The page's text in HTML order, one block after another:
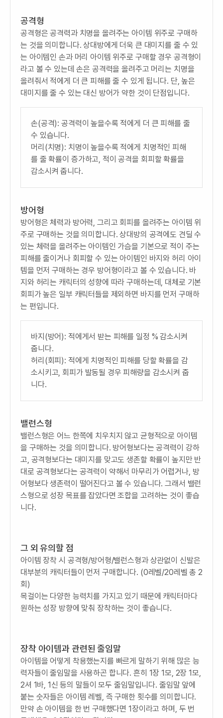
공격형
공격형은 공격력과 치명을 올려주는 아이템 위주로 구매하
는 것을 의미합니다. 상대방에게 더욱 큰 대미지를 줄 수 있
는 아이템인 손과 머리 아이템 위주로 구매할 경우 공격형이
라고 볼 수 있는데 손은 공격력을 올려주고 머리는 치명을
올려줘서 적에게 더 큰 피해를 줄 수 있게 됩니다. 단, 높은
대미지를 줄 수 있는 대신 방어가 약한 것이 단점입니다.
손(공격): 공격력이 높을수록 적에게 더 큰 피해를 줄
수 있습니다.
머리(치명): 치명이 높을수록 적에게 치명적인 피해
를 줄 확률이 증가하고, 적이 공격을 회피할 확률을
감소시켜 줍니다.
방어형
방어형은 체력과 방어력, 그리고 회피를 올려주는 아이템 위
주로 구매하는 것을 의미합니다. 상대방의 공격에도 견딜 수
있는 체력을 올려주는 아이템인 가슴을 기본으로 적이 주는
피해를 줄이거나 회피할 수 있는 아이템인 바지와 허리 아이
템을 먼저 구매하는 경우 방어형이라고 볼 수 있습니다. 바
지와 허리는 캐릭터의 성향에 따라 구매하는데, 대체로 기본
회피가 높은 일부 캐릭터들을 제외하면 바지를 먼저 구매하
는 편입니다.
바지(방어): 적에게서 받는 피해를 일정 % 감소시켜
줍니다.
허리(회피): 적에게 치명적인 피해를 당할 확률을 감
소시키고, 회피가 발동될 경우 피해량을 감소시켜 줍
니다.
밸런스형
밸런스형은 어느 한쪽에 치우치지 않고 균형적으로 아이템
을 구매하는 것을 의미합니다. 방어형보다는 공격력이 강하
고, 공격형보다는 대미지를 맞고도 생존할 확률이 높지만 반
대로 공격형보다는 공격력이 약해서 마무리가 어렵거나, 방
어형보다 생존력이 떨어진다고 볼 수 있습니다. 그래서 밸런
스형으로 성장 목표를 잡았다면 조합을 고려하는 것이 좋습
니다.
그 외 유의할 점
아이템 장착 시 공격형/방어형/밸런스형과 상관없이 신발은
대부분의 캐릭터들이 먼저 구매합니다. (0레벨/20레벨 총 2
회)
목걸이는 다양한 능력치를 가지고 있기 때문에 캐릭터마다
원하는 성장 방향에 맞춰 장착하는 것이 좋습니다.
장착 아이템과 관련된 줄임말
아이템을 어떻게 착용했는지를 빠르게 말하기 위해 많은 능
력자들이 줄임말을 사용하곤 합니다. 흔히 1장 1모, 2장 1모,
2셔 1바, 1신 등의 말들이 모두 줄임말입니다. 줄임말 앞에
붙는 숫자들은 아이템 레벨, 즉 구매한 횟수를 의미합니다.
만약 손 아이템을 한 번 구매했다면 1장이라고 하며, 두 번